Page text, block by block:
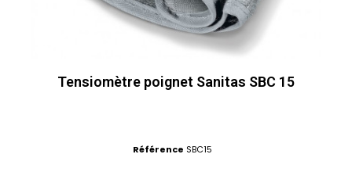
Tensiomètre poignet Sanitas SBC 15
Référence SBC15